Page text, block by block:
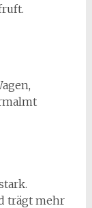
trägt mehr